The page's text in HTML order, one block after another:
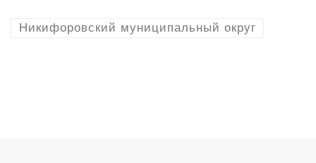
Никифоровский муниципальный округ